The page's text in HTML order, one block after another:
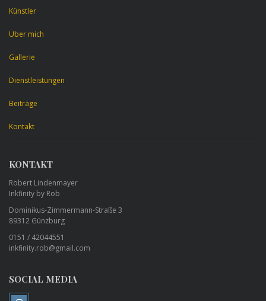
Künstler
Über mich
Gallerie
Dienstleistungen
Beiträge
Kontakt
KONTAKT
Robert Lindenmayer
Inkfinity by Rob
Dominikus-Zimmermann-Straße 3
89312 Günzburg
0151 / 42044551
inkfinity.rob@gmail.com
SOCIAL MEDIA